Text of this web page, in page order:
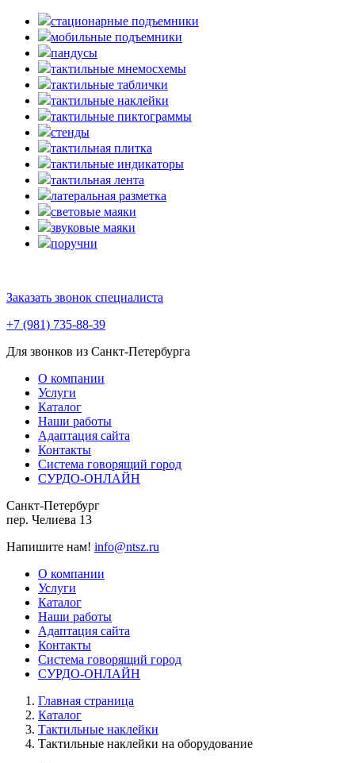
стационарные подъемники
мобильные подъемники
пандусы
тактильные мнемосхемы
тактильные таблички
тактильные наклейки
тактильные пиктограммы
стенды
тактильная плитка
тактильные индикаторы
тактильная лента
латеральная разметка
световые маяки
звуковые маяки
поручни
Заказать звонок специалиста
+7 (981) 735-88-39
Для звонков из Санкт-Петербурга
О компании
Услуги
Каталог
Наши работы
Адаптация сайта
Контакты
Система говорящий город
СУРДО-ОНЛАЙН
Санкт-Петербург
пер. Челиева 13
Напишите нам! info@ntsz.ru
О компании
Услуги
Каталог
Наши работы
Адаптация сайта
Контакты
Система говорящий город
СУРДО-ОНЛАЙН
Главная страница
Каталог
Тактильные наклейки
Тактильные наклейки на оборудование